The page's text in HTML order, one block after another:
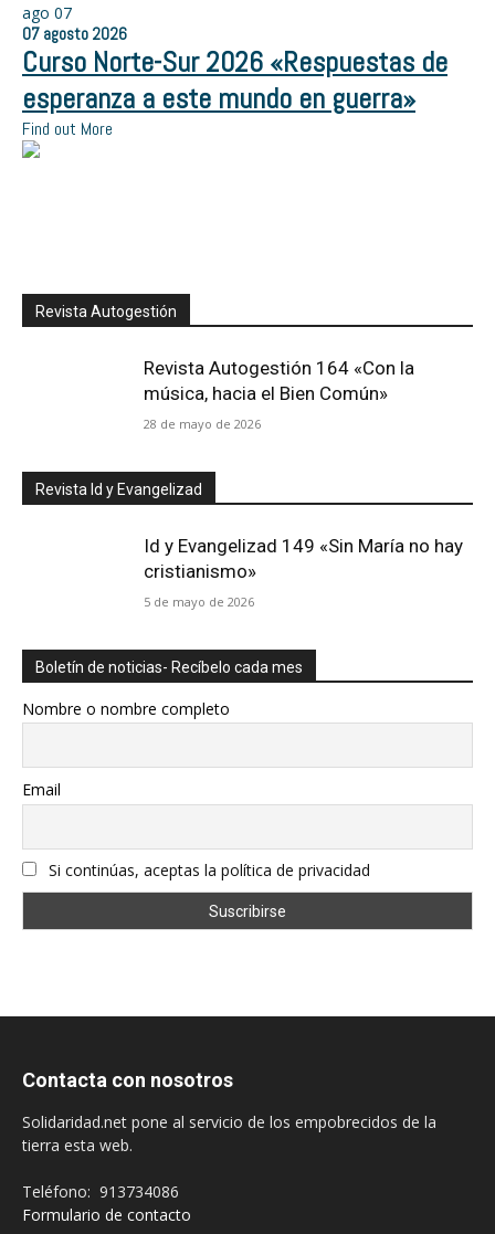
ago 07
07 agosto 2026
Curso Norte-Sur 2026 «Respuestas de
esperanza a este mundo en guerra»
Find out More
Revista Autogestión
Revista Autogestión 164 «Con la
música, hacia el Bien Común»
28 de mayo de 2026
Revista Id y Evangelizad
Id y Evangelizad 149 «Sin María no hay
cristianismo»
5 de mayo de 2026
Boletín de noticias- Recíbelo cada mes
Nombre o nombre completo
Email
Si continúas, aceptas la política de privacidad
Contacta con nosotros
Solidaridad.net pone al servicio de los empobrecidos de la
tierra esta web.
Teléfono: 913734086
Formulario de contacto